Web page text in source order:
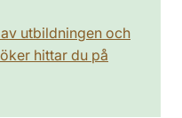
utbildningen och
hittar du på